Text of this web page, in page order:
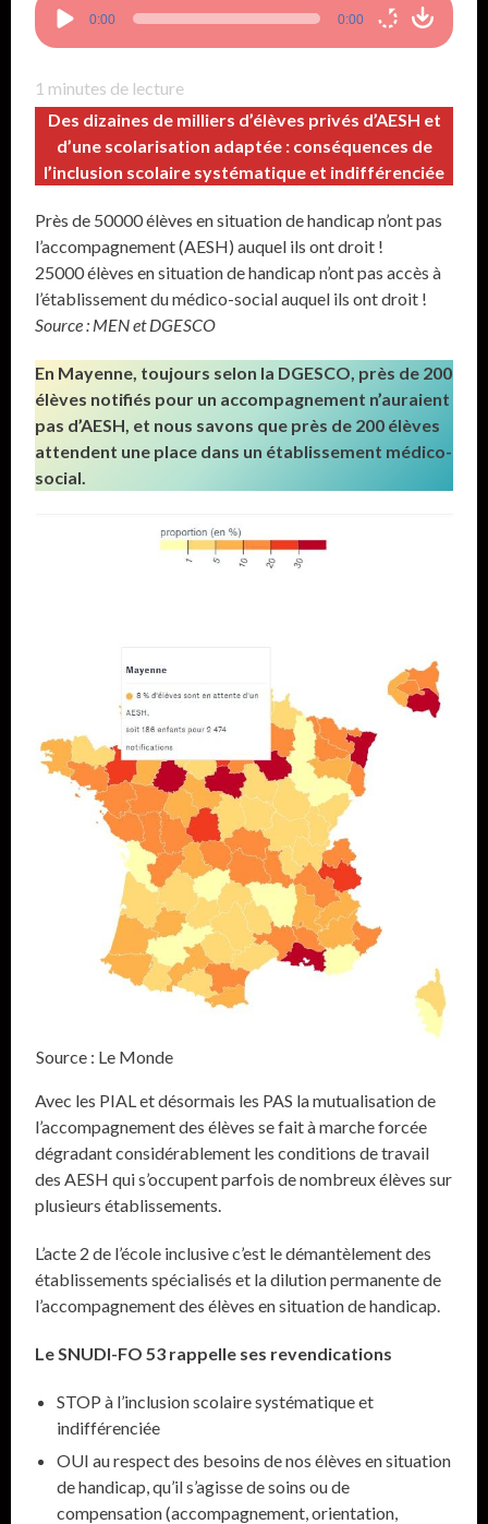
audio
0:00 0:00
1 minutes de lecture
Des dizaines de milliers d’élèves privés d’AESH et
d’une scolarisation adaptée : conséquences de
l’inclusion scolaire systématique et indifférenciée
Près de 50000 élèves en situation de handicap n’ont pas
l’accompagnement (AESH) auquel ils ont droit !
25000 élèves en situation de handicap n’ont pas accès à
l’établissement du médico-social auquel ils ont droit !
Source : MEN et DGESCO
En Mayenne, toujours selon la DGESCO, près de 200
élèves notifiés pour un accompagnement n’auraient
pas d’AESH, et nous savons que près de 200 élèves
attendent une place dans un établissement médico-
social.
Source : Le Monde
Avec les PIAL et désormais les PAS la mutualisation de
l’accompagnement des élèves se fait à marche forcée
dégradant considérablement les conditions de travail
des AESH qui s’occupent parfois de nombreux élèves sur
plusieurs établissements.
L’acte 2 de l’école inclusive c’est le démantèlement des
établissements spécialisés et la dilution permanente de
l’accompagnement des élèves en situation de handicap.
Le SNUDI-FO 53 rappelle ses revendications
STOP à l’inclusion scolaire systématique et
indifférenciée
OUI au respect des besoins de nos élèves en situation
de handicap, qu’il s’agisse de soins ou de
compensation (accompagnement, orientation,